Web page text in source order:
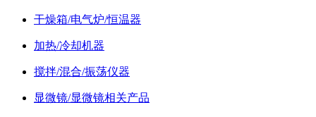
干燥箱/电气炉/恒温器
加热/冷却机器
搅拌/混合/振荡仪器
显微镜/显微镜相关产品